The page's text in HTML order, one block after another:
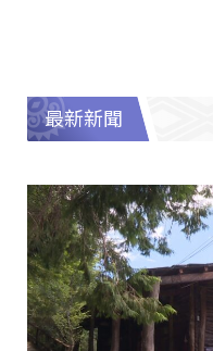
最新新聞